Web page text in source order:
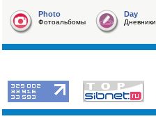
Photo
Фотоальбомы
Day
Дневники